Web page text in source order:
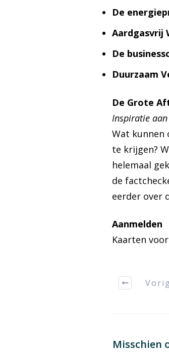
De
Aardgasvrij
De
Duurzaam
De Grote
Inspiratie aan
Wat kunnen
te krijgen?
helemaal
de
eerder over
Aanmelden
Kaarten
Misschien